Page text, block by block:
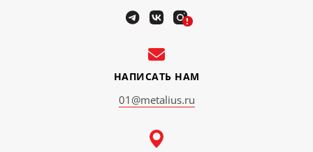
НАПИСАТЬ НАМ
01@metalius.ru
!